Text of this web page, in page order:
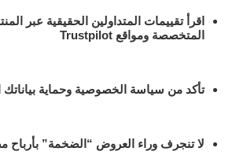
اقرأ تقييمات المتداولين الحقيقية عبر
المتخصصة ومواقع Trustpilot
تأكد من سياسة الخصوصية وحماية بياناتك
لا تنجرف وراء العروض “الضخمة” بأرباح